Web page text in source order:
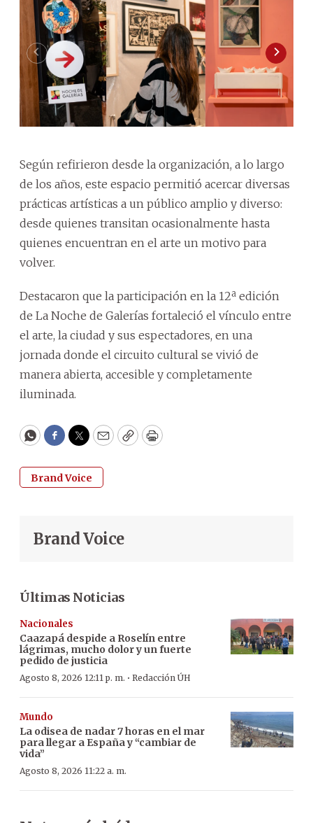
Según refirieron desde la organización, a lo largo
de los años, este espacio permitió acercar diversas
prácticas artísticas a un público amplio y diverso:
desde quienes transitan ocasionalmente hasta
quienes encuentran en el arte un motivo para
volver.
Destacaron que la participación en la 12ª edición
de La Noche de Galerías fortaleció el vínculo entre
el arte, la ciudad y sus espectadores, en una
jornada donde el circuito cultural se vivió de
manera abierta, accesible y completamente
iluminada.
WhatsApp
Facebook
Twitter
EmailCopyPrint
Brand Voice
Brand Voice
Últimas Noticias
Nacionales
Caazapá despide a Roselín entre
lágrimas, mucho dolor y un fuerte
pedido de justicia
Agosto 8, 2026 12:11 p. m. · Redacción ÚH
Mundo
La odisea de nadar 7 horas en el mar
para llegar a España y “cambiar de
vida”
Agosto 8, 2026 11:22 a. m.